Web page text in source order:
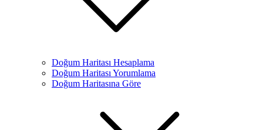
Doğum Haritası Hesaplama
Doğum Haritası Yorumlama
Doğum Haritasına Göre